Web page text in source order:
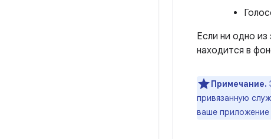
Если ни одно из
находится в
Примечание.
привязанную
ваше приложение